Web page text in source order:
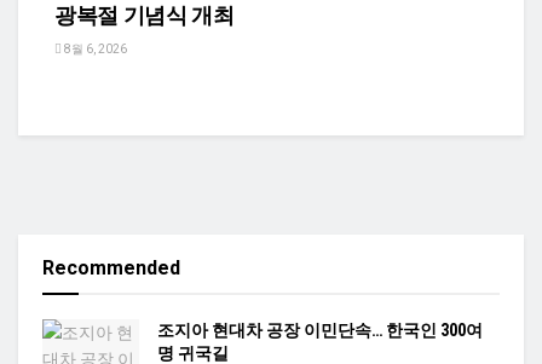
광복절 기념식 개최
8월 6, 2026
Recommended
조지아 현대차 공장 이민단속… 한국인 300여
명 귀국길